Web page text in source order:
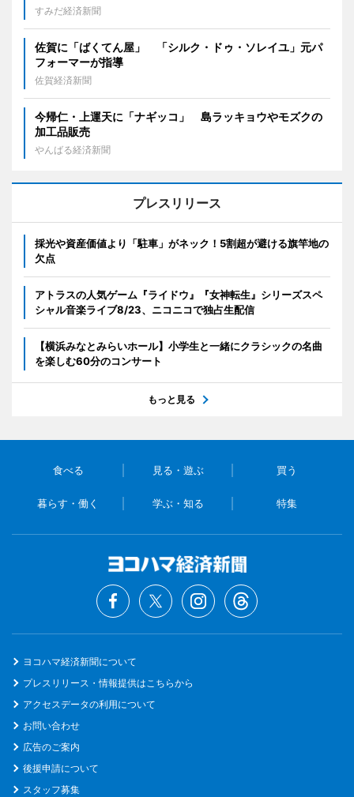
すみだ経済新聞
佐賀に「ばくてん屋」 「シルク・ドゥ・ソレイユ」元パ
フォーマーが指導
佐賀経済新聞
今帰仁・上運天に「ナギッコ」 島ラッキョウやモズクの
加工品販売
やんばる経済新聞
プレスリリース
採光や資産価値より「駐車」がネック！5割超が避ける旗竿地の
欠点
アトラスの人気ゲーム『ライドウ』『女神転生』シリーズスペ
シャル音楽ライブ8/23、ニコニコで独占生配信
【横浜みなとみらいホール】小学生と一緒にクラシックの名曲
を楽しむ60分のコンサート
もっと見る
食べる 見る・遊ぶ 買う
暮らす・働く 学ぶ・知る 特集
ヨコハマ経済新聞について
プレスリリース・情報提供はこちらから
アクセスデータの利用について
お問い合わせ
広告のご案内
後援申請について
スタッフ募集